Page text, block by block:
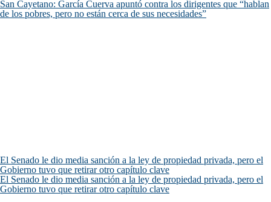
San Cayetano: García Cuerva apuntó contra los dirigentes que “hablan
de los pobres, pero no están cerca de sus necesidades”
El Senado le dio media sanción a la ley de propiedad privada, pero el
Gobierno tuvo que retirar otro capítulo clave
El Senado le dio media sanción a la ley de propiedad privada, pero el
Gobierno tuvo que retirar otro capítulo clave